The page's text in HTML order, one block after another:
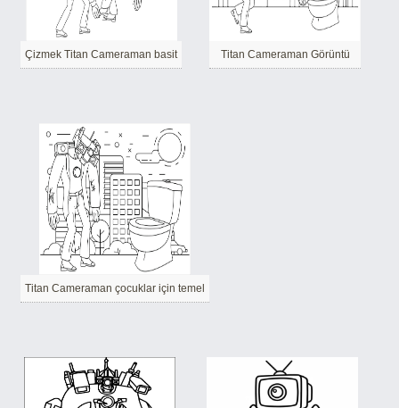
Çizmek Titan Cameraman basit Titan Cameraman Görüntü
Titan Cameraman çocuklar için temel